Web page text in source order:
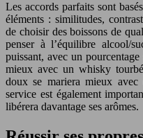
Les accords parfaits sont
éléments : similitudes,
de choisir des boissons de
penser à l’équilibre alcool/
puissant, avec un
mieux avec un whisky
doux se mariera mieux
service est également
libérera davantage ses arômes.